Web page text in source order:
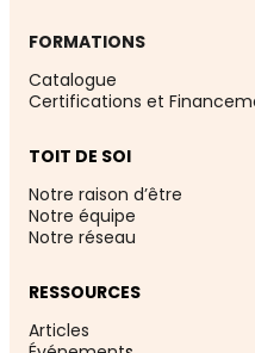
FORMATIONS
Catalogue
Certifications et
TOIT DE SOI
Notre raison d’être
Notre équipe
Notre réseau
RESSOURCES
Articles